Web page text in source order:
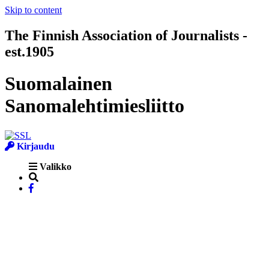
Skip to content
The Finnish Association of Journalists -
est.1905
Suomalainen
Sanomalehtimiesliitto
Kirjaudu
Valikko